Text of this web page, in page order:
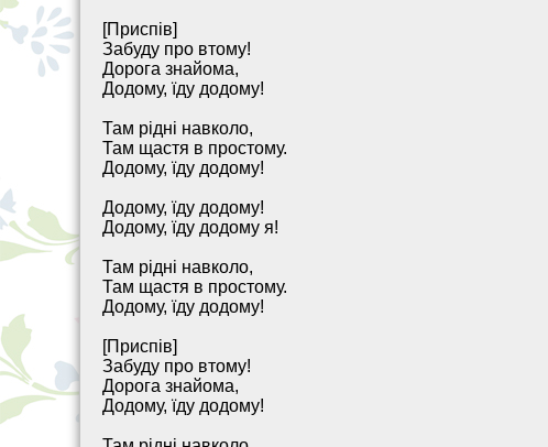
[Приспів]
Забуду про втому!
Дорога знайома,
Додому, їду додому!
Там рідні навколо,
Там щастя в простому.
Додому, їду додому!
Додому, їду додому!
Додому, їду додому я!
Там рідні навколо,
Там щастя в простому.
Додому, їду додому!
[Приспів]
Забуду про втому!
Дорога знайома,
Додому, їду додому!